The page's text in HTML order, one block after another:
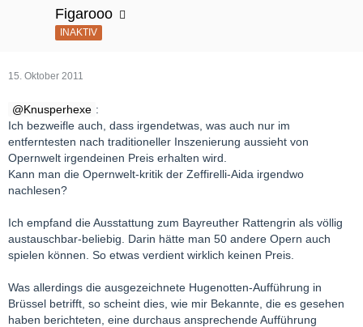
Figarooo
INAKTIV
15. Oktober 2011
Knusperhexe :
Ich bezweifle auch, dass irgendetwas, was auch nur im
entferntesten nach traditioneller Inszenierung aussieht von
Opernwelt irgendeinen Preis erhalten wird.
Kann man die Opernwelt-kritik der Zeffirelli-Aida irgendwo
nachlesen?
Ich empfand die Ausstattung zum Bayreuther Rattengrin als völlig
austauschbar-beliebig. Darin hätte man 50 andere Opern auch
spielen können. So etwas verdient wirklich keinen Preis.
Was allerdings die ausgezeichnete Hugenotten-Aufführung in
Brüssel betrifft, so scheint dies, wie mir Bekannte, die es gesehen
haben berichteten, eine durchaus ansprechende Aufführung